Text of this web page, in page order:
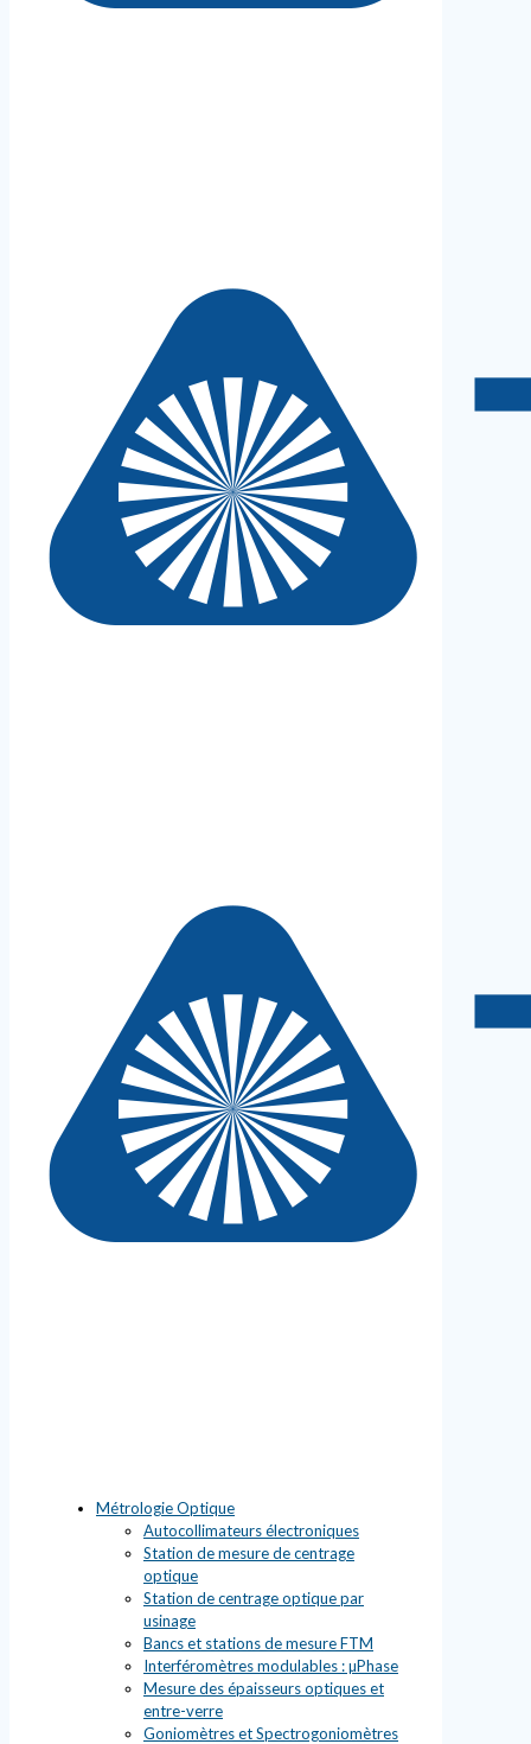
Métrologie Optique
Autocollimateurs électroniques
Station de mesure de centrage
optique
Station de centrage optique par
usinage
Bancs et stations de mesure FTM
Interféromètres modulables : µPhase
Mesure des épaisseurs optiques et
entre-verre
Goniomètres et Spectrogoniomètres